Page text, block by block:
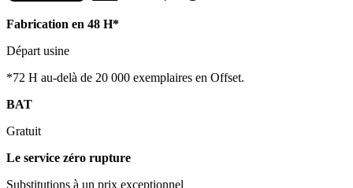
Fabrication en 48 H*
Départ usine
*72 H au-delà de 20 000 exemplaires en Offset.
BAT
Gratuit
Le service zéro rupture
Substitutions à un prix exceptionnel